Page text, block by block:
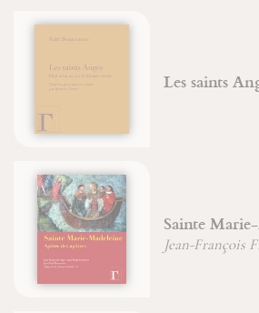
Les saints Anges
Sainte Marie-Madeleine
Jean-François Froger